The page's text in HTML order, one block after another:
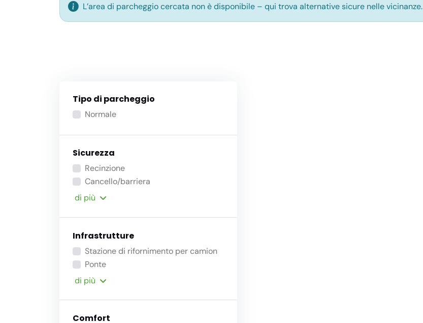
L’area di parcheggio cercata non è disponibile – qui trova alternative sicure nelle vicinanze.
Tipo di parcheggio
Normale
Sicurezza
Recinzione
Cancello/barriera
di più
Infrastrutture
Stazione di rifornimento per camion
Ponte
di più
Comfort